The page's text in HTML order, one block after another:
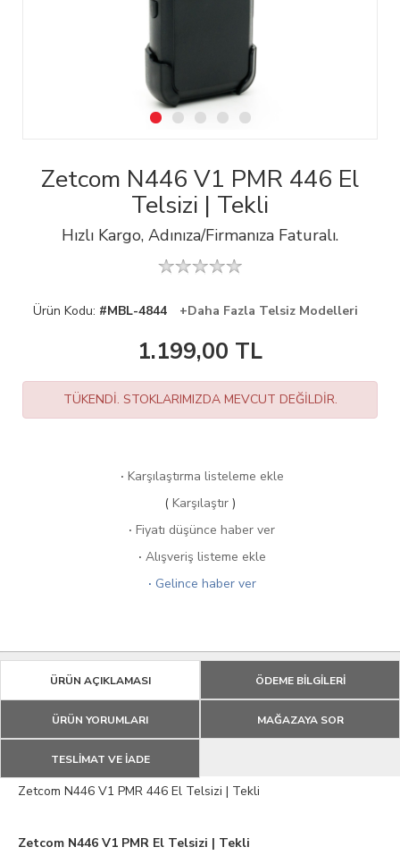
Zetcom N446 V1 PMR 446 El
Telsizi | Tekli
Hızlı Kargo, Adınıza/Firmanıza Faturalı.
Ürün Kodu: #MBL-4844 +Daha Fazla Telsiz Modelleri
1.199,00 TL
TÜKENDİ. STOKLARIMIZDA MEVCUT DEĞİLDİR.
· Karşılaştırma listeleme ekle
( Karşılaştır )
· Fiyatı düşünce haber ver
· Alışveriş listeme ekle
· Gelince haber ver
ÜRÜN AÇIKLAMASI ÖDEME BİLGİLERİ
ÜRÜN YORUMLARI MAĞAZAYA SOR
TESLİMAT VE İADE
Zetcom N446 V1 PMR 446 El Telsizi | Tekli
Zetcom N446 V1 PMR El Telsizi | Tekli